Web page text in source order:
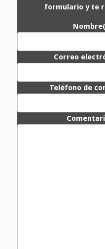
formulario y te
Nombre
Correo
Teléfono de